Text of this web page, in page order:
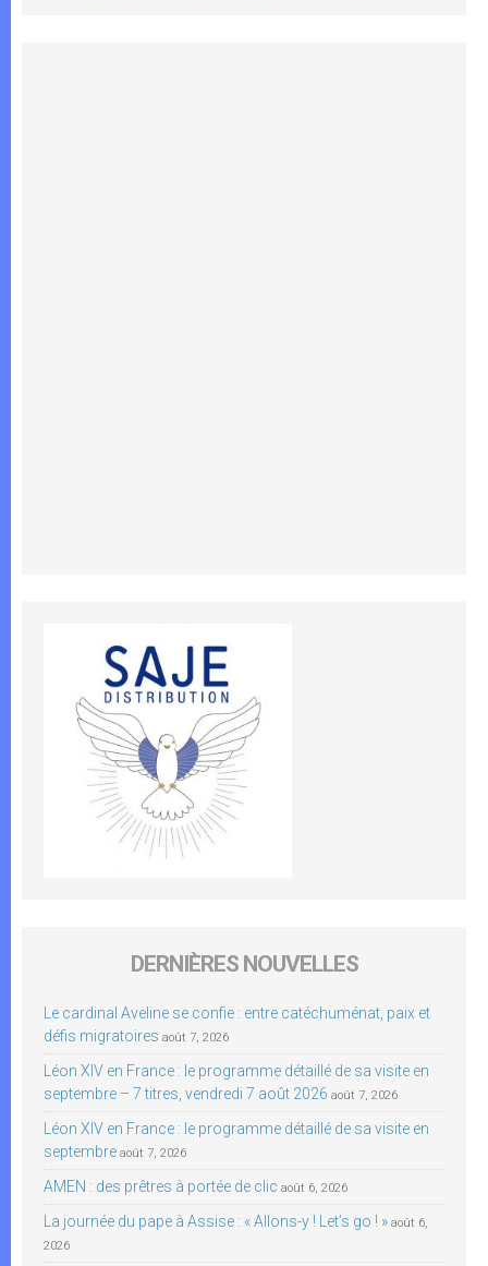
DERNIÈRES NOUVELLES
Le cardinal Aveline se confie : entre catéchuménat, paix et
défis migratoires août 7, 2026
Léon XIV en France : le programme détaillé de sa visite en
septembre – 7 titres, vendredi 7 août 2026 août 7, 2026
Léon XIV en France : le programme détaillé de sa visite en
septembre août 7, 2026
AMEN : des prêtres à portée de clic août 6, 2026
La journée du pape à Assise : « Allons-y ! Let’s go ! » août 6,
2026